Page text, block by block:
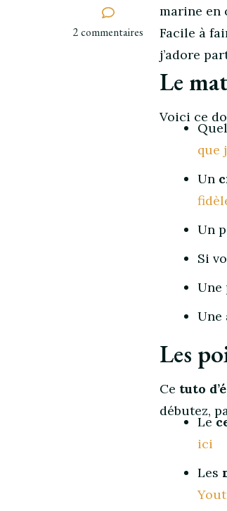
2 commentaires
sur
marine en
Facile à
j’adore
Le
Voici ce
que
Un
Un
Si
Une
Une
Les
Ce tuto
débutez,
Le
ici
Les